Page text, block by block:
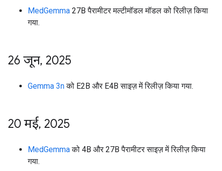
MedGemma 27B पैरामीटर मल्टीमॉडल मॉडल को रिलीज़ किया
गया.
26 जून, 2025
Gemma 3nको E2B और E4B साइज़ में रिलीज़ किया गया.
20 मई, 2025
MedGemmaको 4B और 27B पैरामीटर साइज़ में रिलीज़ किया
गया.